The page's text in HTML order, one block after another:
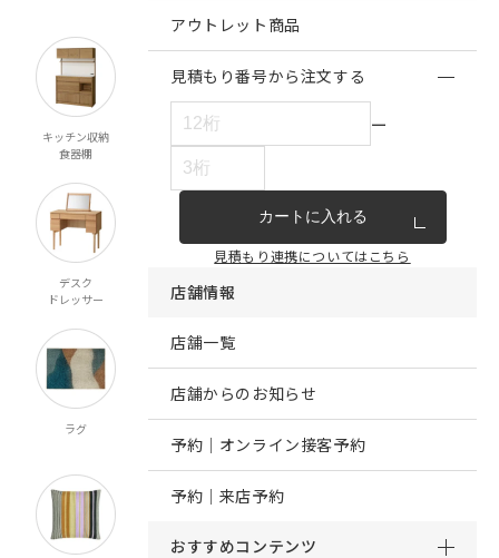
アウトレット商品
見積もり番号から注文する
ー
カートに入れる
見積もり連携についてはこちら
店舗情報
店舗一覧
店舗からのお知らせ
予約｜オンライン接客予約
予約｜来店予約
おすすめコンテンツ
キッチン収納
食器棚
リビング収納
デスク
ドレッサー
ミラー
ラグ
カーテン
マルチクロス